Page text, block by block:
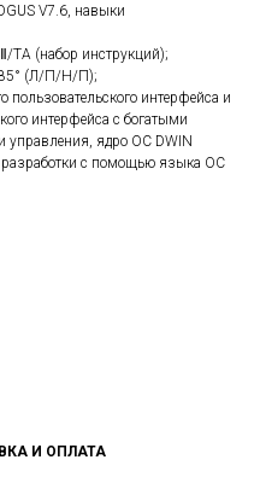
V7.6, навыки
TA (набор инструкций);
85° (Л/П/Н/П);
интерфейса и
интерфейса с богатыми
ядро ОС DWIN
разработки с помощью языка ОС
И ОПЛАТА